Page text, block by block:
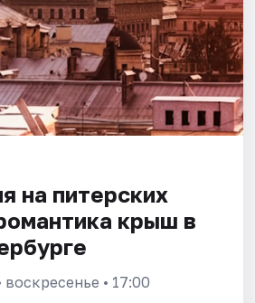
на питерских
крыш в
воскресенье • 17:00